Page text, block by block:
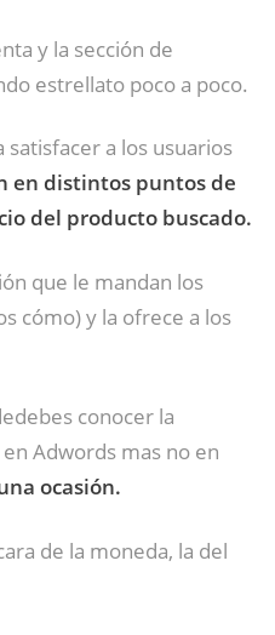
y la sección de
estrellato poco a poco.
a los usuarios
en distintos puntos de
del producto buscado.
que le mandan los
cómo) y la ofrece a los
conocer la
Adwords mas no en
ocasión.
de la moneda, la del